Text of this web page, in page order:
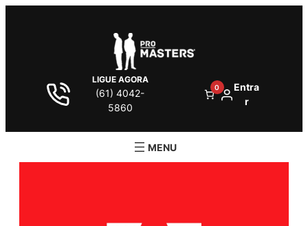
LIGUE AGORA
(61) 4042-
5860
0
Entra
r